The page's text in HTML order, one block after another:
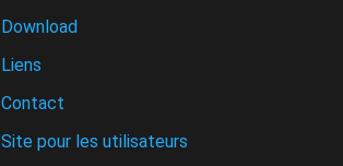
Download
Liens
Contact
Site pour les utilisateurs